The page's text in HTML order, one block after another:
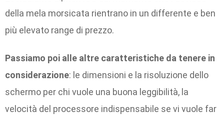
della mela morsicata rientrano in un differente e ben
più elevato range di prezzo.
Passiamo poi alle altre caratteristiche da tenere in
considerazione: le dimensioni e la risoluzione dello
schermo per chi vuole una buona leggibilità, la
velocità del processore indispensabile se vi vuole far